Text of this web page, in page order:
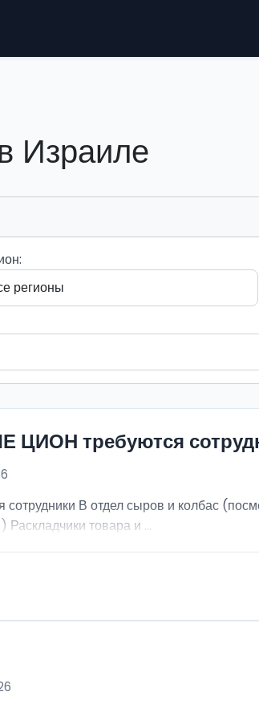
Израиле
ЦИОН требуются
В отдел сыров и колбас
товара и ...